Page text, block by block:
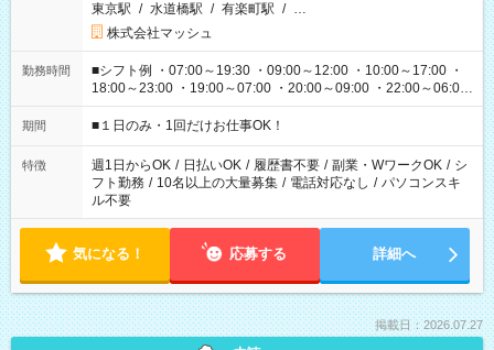
東京駅 / 水道橋駅 / 有楽町駅 / …
株式会社マッシュ
勤務時間
■シフト例 ・07:00～19:30 ・09:00～12:00 ・10:00～17:00 ・
18:00～23:00 ・19:00～07:00 ・20:00～09:00 ・22:00～06:00
etc ★最短で3時間で5,120円のお仕事から 15時間で2万円近く稼
げるお仕事も！ ご希望のお時間に合わせてご紹介！ ※シフトは
ください！
期間 ■１日のみ・1回だけお仕事OK！
特徴 週1日からOK / 日払いOK / 履歴書不要 / 副業・WワークOK / シ
フト勤務 / 10名以上の大量募集 / 電話対応なし / パソコンスキ
ル不要
気になる！ 応募する 詳細へ
掲載日：2026.07.27